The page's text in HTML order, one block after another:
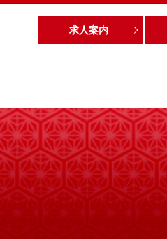
求人案内